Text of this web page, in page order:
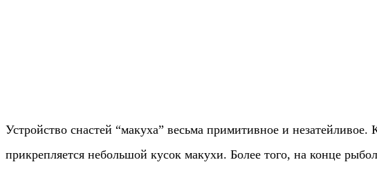
Устройство снастей “макуха” весьма примитивное и
прикрепляется небольшой кусок макухи. Более того, на конце